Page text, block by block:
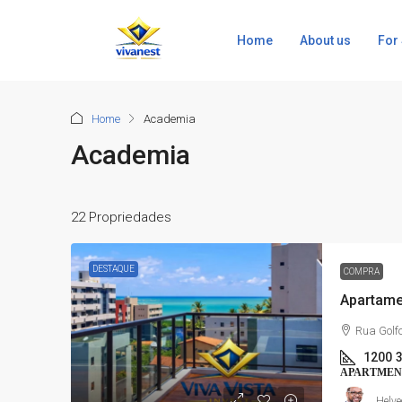
Home About us For
Home Academia
Academia
22 Propriedades
DESTAQUE COMPRA
Rua
1200